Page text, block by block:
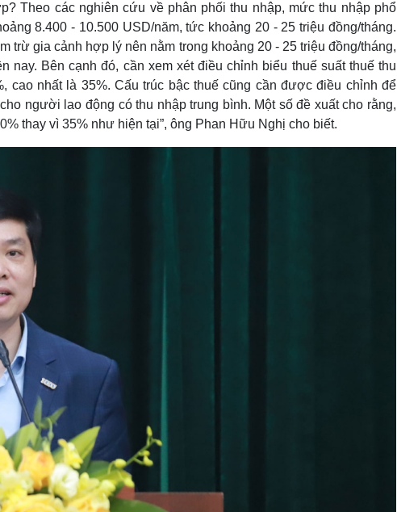
Theo các nghiên cứu về phân phối thu nhập, mức thu nhập phổ
8.400 - 10.500 USD/năm, tức khoảng 20 - 25 triệu đồng/tháng.
trừ gia cảnh hợp lý nên nằm trong khoảng 20 - 25 triệu đồng/tháng,
nay. Bên cạnh đó, cần xem xét điều chỉnh biểu thuế suất thuế thu
cao nhất là 35%. Cấu trúc bậc thuế cũng cần được điều chỉnh để
người lao động có thu nhập trung bình. Một số đề xuất cho rằng,
thay vì 35% như hiện tại”, ông Phan Hữu Nghị cho biết.